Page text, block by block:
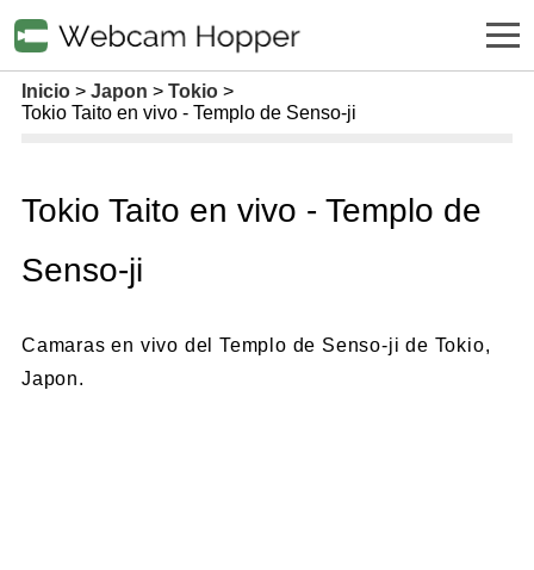
Inicio Japon
Tokio
Tokio Taito en vivo - Templo de Senso-ji
Tokio Taito en vivo - Templo de
Senso-ji
Camaras en vivo del Templo de Senso-ji de Tokio,
Japon.